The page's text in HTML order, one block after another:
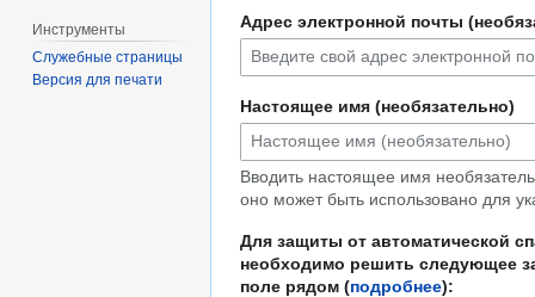
Адрес электронной почты
Настоящее имя (необязательно)
Вводить настоящее имя
оно может быть использовано для
Для защиты от автоматической
необходимо решить следующее
поле рядом (подробнее):
Инструменты
Служебные страницы
Версия для печати